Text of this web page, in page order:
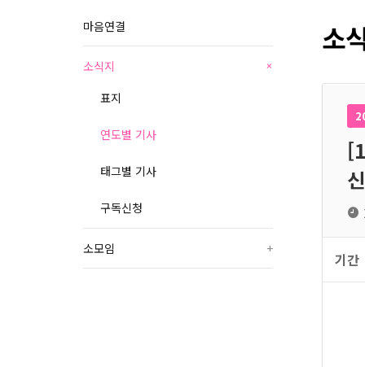
마음연결
소식지 +
표지
연도별 기사
태그별 기사
구독신청
소모임 +
소
기간